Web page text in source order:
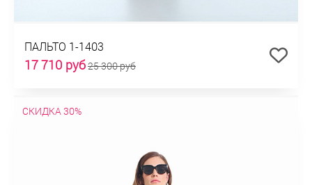
ПАЛЬТО 1-1403
17 710 руб25 300 руб
СКИДКА 30%